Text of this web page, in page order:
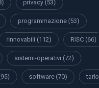
privacy (53)
programmazione (53)
rinnovabili (112) RISC (66)
sistemi-operativi (72)
software (70) tarlo